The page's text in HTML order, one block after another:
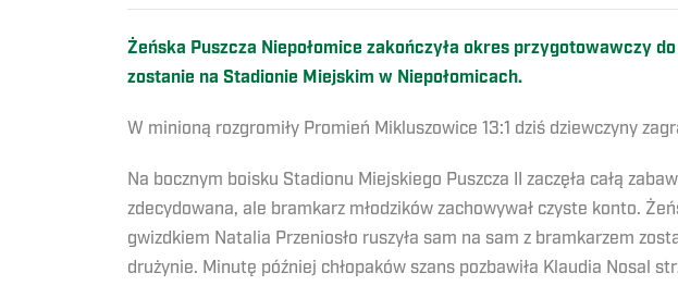
Żeńska Puszcza Niepołomice zakończyła okres przygotowawczy
zostanie na Stadionie Miejskim w Niepołomicach.
W minioną rozgromiły Promień Mikluszowice 13:1 dziś dziewczyny
Na bocznym boisku Stadionu Miejskiego Puszcza II zaczęła całą
zdecydowana, ale bramkarz młodzików zachowywał czyste konto.
gwizdkiem Natalia Przeniosło ruszyła sam na sam z bramkarzem
drużynie. Minutę później chłopaków szans pozbawiła Klaudia Nosal